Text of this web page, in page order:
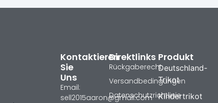
Produkt
Deutschland-
Trikot
Kindertrikot
Direktlinks
Rückgaberecht
Versandbedingungen
Datenschutzrichtlinie
Kontaktieren
Sie
Uns
Email:
sell2015aaron@gmail.com